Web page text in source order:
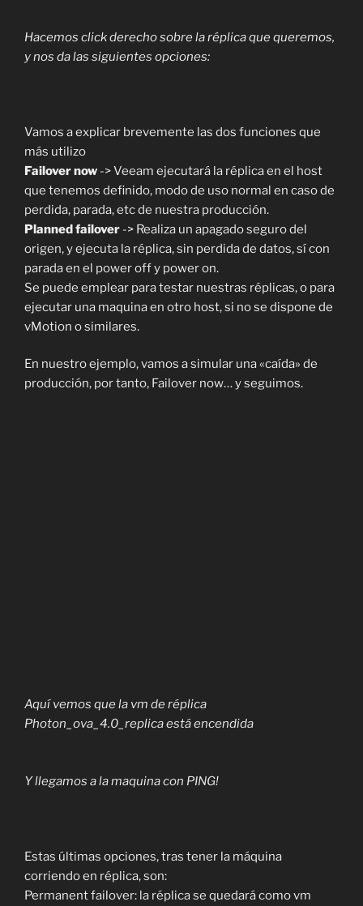
Hacemos click derecho sobre la réplica que queremos,
y nos da las siguientes opciones:
Vamos a explicar brevemente las dos funciones que
más utilizo
Failover now -> Veeam ejecutará la réplica en el host
que tenemos definido, modo de uso normal en caso de
perdida, parada, etc de nuestra producción.
Planned failover -> Realiza un apagado seguro del
origen, y ejecuta la réplica, sin perdida de datos, sí con
parada en el power off y power on.
Se puede emplear para testar nuestras réplicas, o para
ejecutar una maquina en otro host, si no se dispone de
vMotion o similares.
En nuestro ejemplo, vamos a simular una «caída» de
producción, por tanto, Failover now… y seguimos.
Aquí vemos que la vm de réplica
Photon_ova_4.0_replica está encendida
Y llegamos a la maquina con PING!
Estas últimas opciones, tras tener la máquina
corriendo en réplica, son:
Permanent failover: la réplica se quedará como vm